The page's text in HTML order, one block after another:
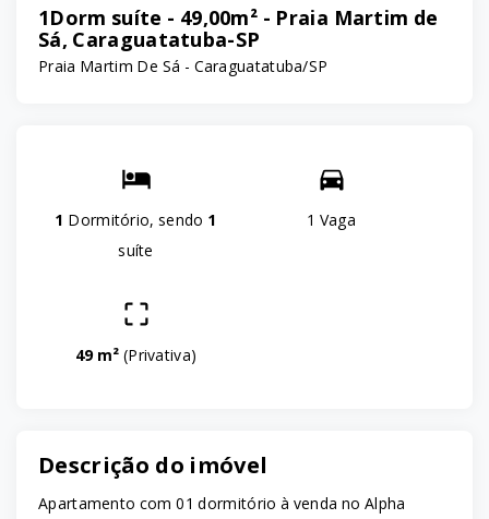
1Dorm suíte - 49,00m² - Praia Martim de
Sá, Caraguatatuba-SP
Praia Martim De Sá - Caraguatatuba/SP
1 Dormitório, sendo 1
suíte
1 Vaga
49 m² (Privativa)
Descrição do imóvel
Apartamento com 01 dormitório à venda no Alpha